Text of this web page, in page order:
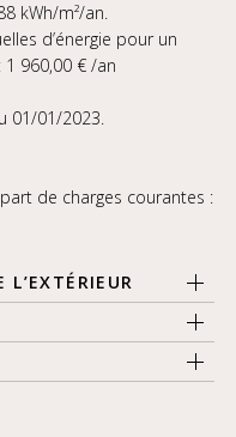
kWh/m²/an.
d’énergie pour un
960,00 € /an
01/01/2023.
de charges courantes :